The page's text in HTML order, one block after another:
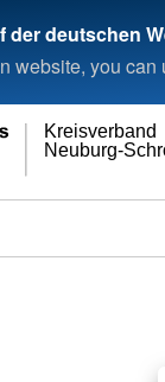
der deutschen
website, you
Neuburg-
Kreisverband